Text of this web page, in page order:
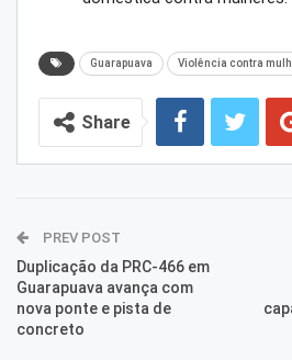
Guarapuava Violência contra
Share
PREV POST
Duplicação da PRC-466 em
Guarapuava avança com
nova ponte e pista de
concreto